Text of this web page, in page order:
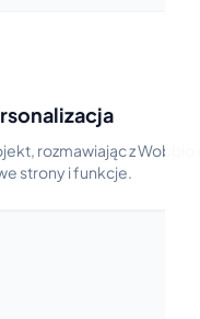
rozmawiając z Wobbio
strony i funkcje.